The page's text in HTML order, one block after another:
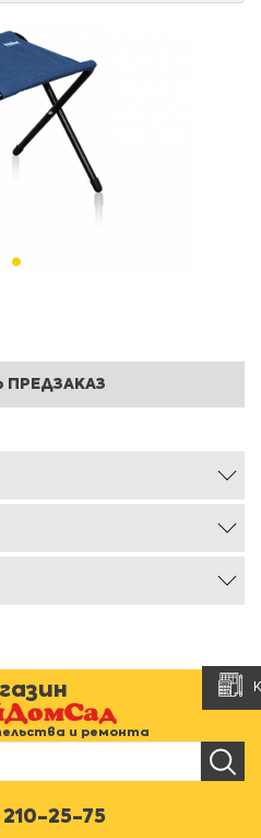
ПРЕДЗАКАЗ
и ремонта
25-75